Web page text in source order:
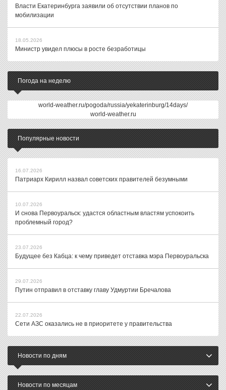
Власти Екатеринбурга заявили об отсутствии планов по
мобилизации
18.05.2026
Министр увидел плюсы в росте безработицы
Погода на неделю
world-weather.ru/pogoda/russia/yekaterinburg/14days/
world-weather.ru
Популярные новости
16.07.2026
Патриарх Кирилл назвал советских правителей безумными
10.07.2026
И снова Первоуральск: удастся областным властям успокоить
проблемный город?
23.07.2026
Будущее без Кабца: к чему приведет отставка мэра Первоуральска
29.07.2026
Путин отправил в отставку главу Удмуртии Бречалова
22.07.2026
Сети АЗС оказались не в приоритете у правительства
Новости по дням
Новости по месяцам